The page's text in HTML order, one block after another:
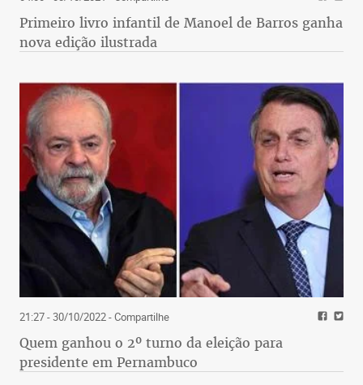
Primeiro livro infantil de Manoel de Barros ganha
nova edição ilustrada
21:27 - 30/10/2022- Compartilhe
Quem ganhou o 2º turno da eleição para
presidente em Pernambuco